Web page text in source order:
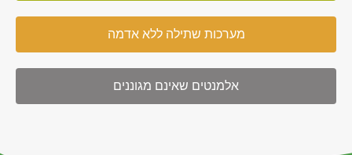
מערכות שתילה ללא אדמה
אלמנטים שאינם מגוננים